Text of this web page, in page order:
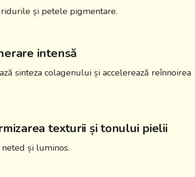
și petele pigmentare.
intensă
sinteza colagenului și accelerează reînnoirea
texturii și tonului pielii
neted și luminos.